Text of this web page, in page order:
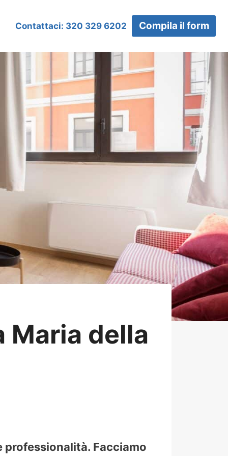
Contattaci: 320 329 6202 Compila il form
Maria della
professionalità. Facciamo